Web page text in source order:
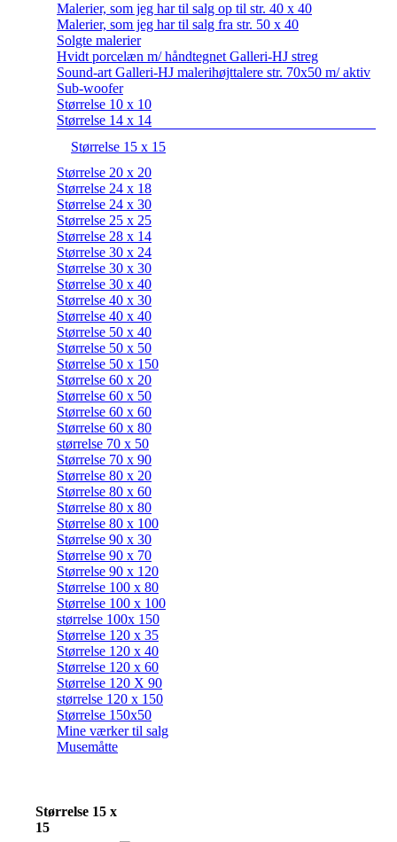
Malerier, som jeg har til salg op til str. 40 x 40
Malerier, som jeg har til salg fra str. 50 x 40
Solgte malerier
Hvidt porcelæn m/ håndtegnet Galleri-HJ streg
Sound-art Galleri-HJ malerihøjttalere str. 70x50 m/ aktiv
Sub-woofer
Størrelse 10 x 10
Størrelse 14 x 14
Størrelse 15 x 15
Størrelse 20 x 20
Størrelse 24 x 18
Størrelse 24 x 30
Størrelse 25 x 25
Størrelse 28 x 14
Størrelse 30 x 24
Størrelse 30 x 30
Størrelse 30 x 40
Størrelse 40 x 30
Størrelse 40 x 40
Størrelse 50 x 40
Størrelse 50 x 50
Størrelse 50 x 150
Størrelse 60 x 20
Størrelse 60 x 50
Størrelse 60 x 60
Størrelse 60 x 80
størrelse 70 x 50
Størrelse 70 x 90
Størrelse 80 x 20
Størrelse 80 x 60
Størrelse 80 x 80
Størrelse 80 x 100
Størrelse 90 x 30
Størrelse 90 x 70
Størrelse 90 x 120
Størrelse 100 x 80
Størrelse 100 x 100
størrelse 100x 150
Størrelse 120 x 35
Størrelse 120 x 40
Størrelse 120 x 60
Størrelse 120 X 90
størrelse 120 x 150
Størrelse 150x50
Mine værker til salg
Musemåtte
Størrelse 15 x
15